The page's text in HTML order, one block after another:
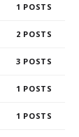
1
2
3
1
1